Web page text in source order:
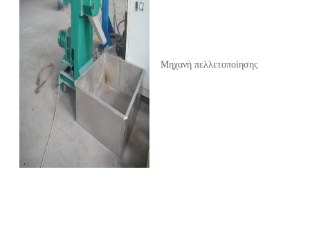
Μηχανή πελλετοποίησης